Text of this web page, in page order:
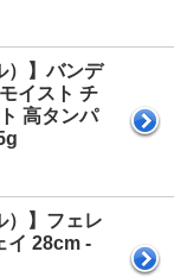
）】バンデ
イスト チ
高タンパ
）】フェレ
イ 28cm -